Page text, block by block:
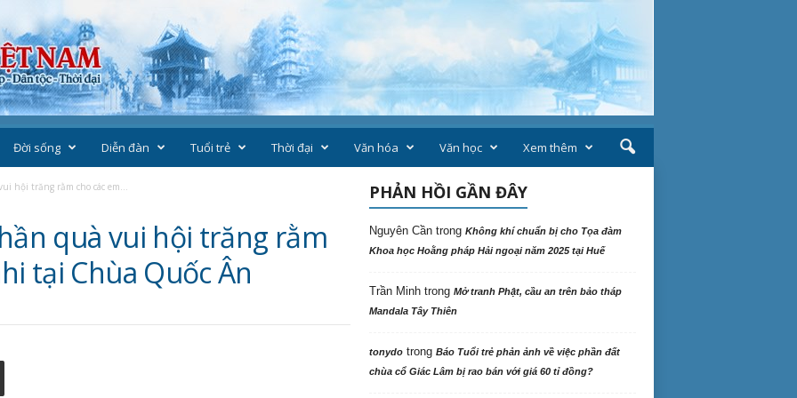
Đời sống Diễn đàn Tuổi trẻ Thời đại Văn hóa Văn học Xem thêm
hội trăng rằm cho các em...
quà vui hội trăng rằm
tại Chùa Quốc Ân
PHẢN HỒI GẦN ĐÂY
Nguyên Cầntrong Không khí chuẩn bị cho Tọa đàm
Khoa học Hoằng pháp Hải ngoại năm 2025 tại Huế
Trần Minhtrong Mở tranh Phật, cầu an trên bảo tháp
Mandala Tây Thiên
tonydotrong Báo Tuổi trẻ phản ảnh về việc phần đất
chùa cổ Giác Lâm bị rao bán với giá 60 tỉ đồng?